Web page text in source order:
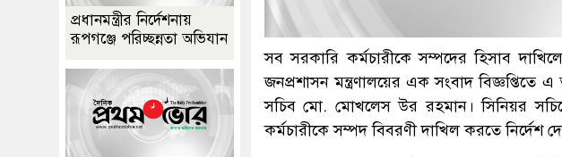
সব সরকারি কর্মচারীকে সম্পদের হিসাব
জনপ্রশাসন মন্ত্রণালয়ের এক সংবাদ বিজ্ঞপ্তিতে
সচিব মো. মোখলেস উর রহমান। সিনিয়র
কর্মচারীকে সম্পদ বিবরণী দাখিল করতে নির্দেশ
প্রধানমন্ত্রীর নির্দেশনায়
রূপগঞ্জে পরিচ্ছন্নতা অভিযান